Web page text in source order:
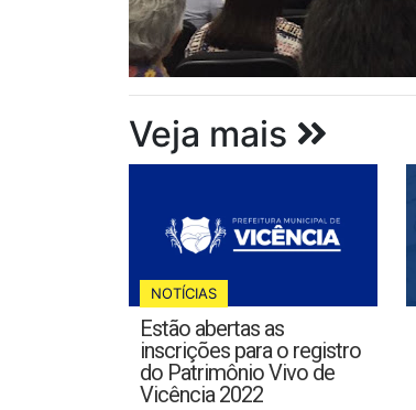
Veja mais
NOTÍCIAS
Estão abertas as
inscrições para o registro
do Patrimônio Vivo de
Vicência 2022